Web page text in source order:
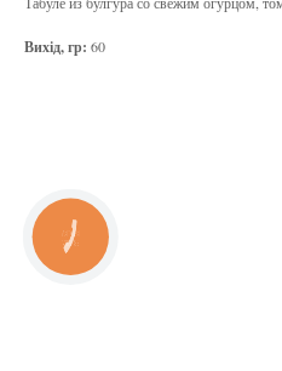
Вихід, гр: 60
КНОПКА
ЗВ'ЯЗКУ